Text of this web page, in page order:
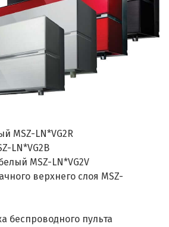
MSZ-LN*VG2R
LN*VG2B
MSZ-LN*VG2V
верхнего слоя MSZ-
беспроводного пульта